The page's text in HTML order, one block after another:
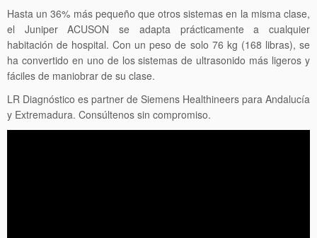
Hasta un 36% más pequeño que otros sistemas en la misma clase,
el Juniper ACUSON se adapta prácticamente a cualquier
habitación de hospital. Con un peso de solo 76 kg (168 libras), se
ha convertido en uno de los sistemas de ultrasonido más ligeros y
fáciles de maniobrar de su clase.
LR Diagnóstico es partner de Siemens Healthineers para Andalucía
y Extremadura. Consúltenos sin compromiso.